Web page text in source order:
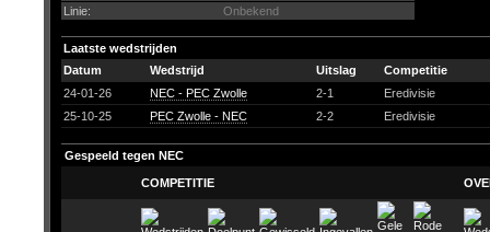
Linie:
Onbekend
Laatste wedstrijden
Datum
Wedstrijd Uitslag
Competitie
24-01-26
NEC - PEC Zwolle 2-1
Eredivisie
25-10-25
PEC Zwolle - NEC 2-2 Eredivisie
Gespeeld tegen NEC
COMPETITIE